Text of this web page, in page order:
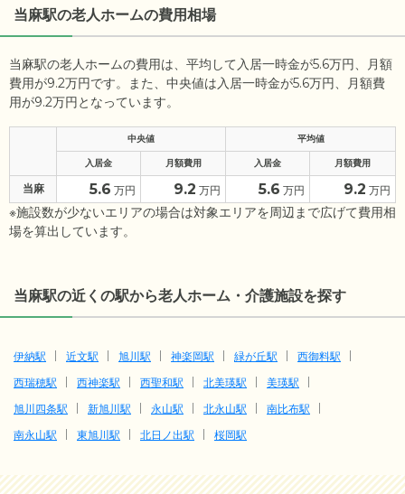
当麻駅の老人ホームの費用相場
当麻駅の老人ホームの費用は、平均して入居一時金が5.6万円、月額
費用が9.2万円です。また、中央値は入居一時金が5.6万円、月額費
用が9.2万円となっています。
中央値 平均値
入居金 月額費用 入居金 月額費用
当麻 5.6 万円 9.2 万円 5.6 万円 9.2 万円
※施設数が少ないエリアの場合は対象エリアを周辺まで広げて費用相
場を算出しています。
当麻駅の近くの駅から老人ホーム・介護施設を探す
伊納駅 近文駅 旭川駅 神楽岡駅 緑が丘駅
西御料駅
西瑞穂駅
西神楽駅 西聖和駅 北美瑛駅
美瑛駅
旭川四条駅
新旭川駅 永山駅 北永山駅
南比布駅
南永山駅
東旭川駅 北日ノ出駅 桜岡駅